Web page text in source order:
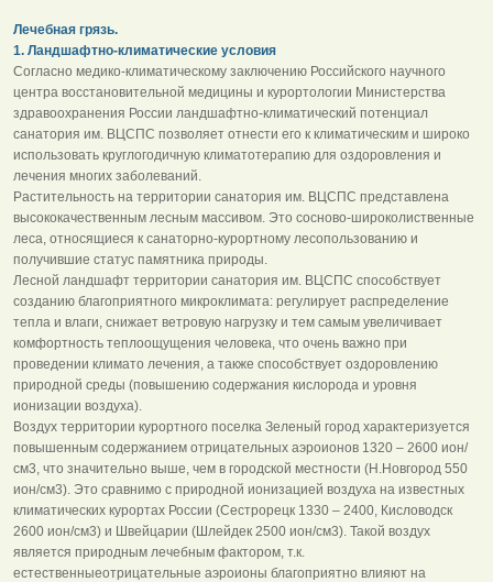
Лечебная грязь.
1. Ландшафтно-климатические условия
Согласно медико-климатическому заключению Российского научного
центра восстановительной медицины и курортологии Министерства
здравоохранения России ландшафтно-климатический потенциал
санатория им. ВЦСПС позволяет отнести его к климатическим и широко
использовать круглогодичную климатотерапию для оздоровления и
лечения многих заболеваний.
Растительность на территории санатория им. ВЦСПС представлена
высококачественным лесным массивом. Это сосново-широколиственные
леса, относящиеся к санаторно-курортному лесопользованию и
получившие статус памятника природы.
Лесной ландшафт территории санатория им. ВЦСПС способствует
созданию благоприятного микроклимата: регулирует распределение
тепла и влаги, снижает ветровую нагрузку и тем самым увеличивает
комфортность теплоощущения человека, что очень важно при
проведении климато лечения, а также способствует оздоровлению
природной среды (повышению содержания кислорода и уровня
ионизации воздуха).
Воздух территории курортного поселка Зеленый город характеризуется
повышенным содержанием отрицательных аэроионов 1320 – 2600 ион/
см3, что значительно выше, чем в городской местности (Н.Новгород 550
ион/см3). Это сравнимо с природной ионизацией воздуха на известных
климатических курортах России (Сестрорецк 1330 – 2400, Кисловодск
2600 ион/см3) и Швейцарии (Шлейдек 2500 ион/см3). Такой воздух
является природным лечебным фактором, т.к.
естественныеотрицательные аэроионы благоприятно влияют на